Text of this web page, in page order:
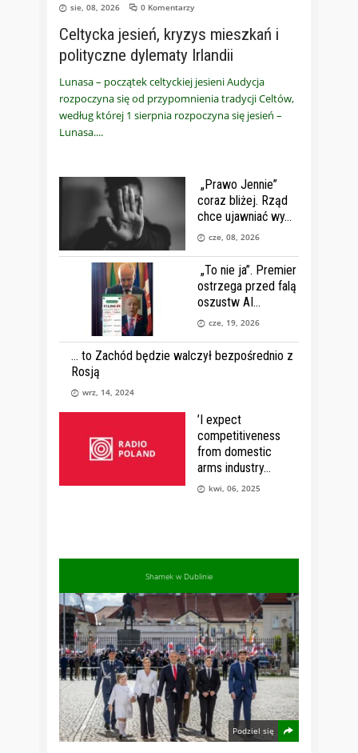
sie, 08, 2026 0 Komentarzy
Celtycka jesień, kryzys mieszkań i
polityczne dylematy Irlandii
Lunasa – początek celtyckiej jesieni Audycja
rozpoczyna się od przypomnienia tradycji Celtów,
według której 1 sierpnia rozpoczyna się jesień –
Lunasa.
„Prawo Jennie”
coraz bliżej. Rząd
chce ujawniać wy
cze, 08, 2026
„To nie ja”. Premier
ostrzega przed falą
oszustw AI
cze, 19, 2026
… to Zachód będzie walczył bezpośrednio z
Rosją
wrz, 14, 2024
’I expect
competitiveness
from domestic
arms industry
kwi, 06, 2025
Shamek w Dublinie
Podziel się